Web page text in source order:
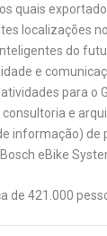
quais
localizações
do
e
para o
e
informação) de
eBike
de 421.000